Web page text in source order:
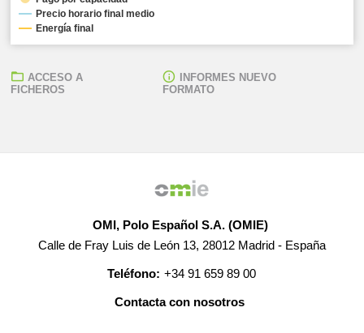
Precio horario final medio
Energía final
ACCESO A
FICHEROS
INFORMES NUEVO
FORMATO
OMI, Polo Español S.A. (OMIE)
Calle de Fray Luis de León 13, 28012 Madrid - España
Teléfono: +34 91 659 89 00
Contacta con nosotros